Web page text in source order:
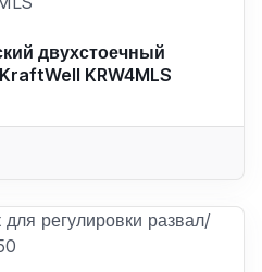
двухстоечный
KRW4MLS